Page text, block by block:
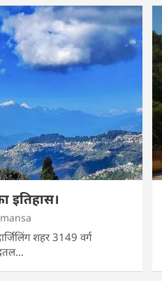
इतिहास।
शहर 3149 वर्ग